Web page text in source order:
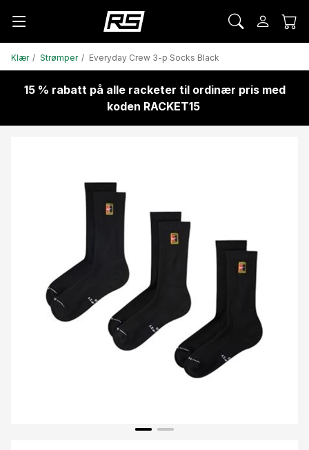
Klær Strømper Everyday Crew 3-p Socks Black
15 % rabatt på alle racketer til ordinær pris med
koden RACKET15